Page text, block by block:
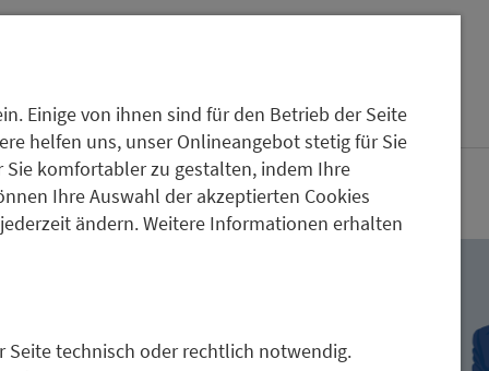
Einige von ihnen sind für den Betrieb der Seite
helfen uns, unser Onlineangebot stetig für Sie
komfortabler zu gestalten, indem Ihre
Ihre Auswahl der akzeptierten Cookies
ändern. Weitere Informationen erhalten
Seite technisch oder rechtlich notwendig.